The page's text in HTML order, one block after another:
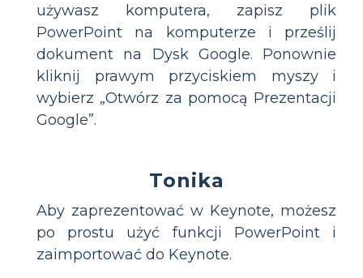
używasz komputera, zapisz plik
PowerPoint na komputerze i prześlij
dokument na Dysk Google. Ponownie
kliknij prawym przyciskiem myszy i
wybierz „Otwórz za pomocą Prezentacji
Google”.
Tonika
Aby zaprezentować w Keynote, możesz
po prostu użyć funkcji PowerPoint i
zaimportować do Keynote.